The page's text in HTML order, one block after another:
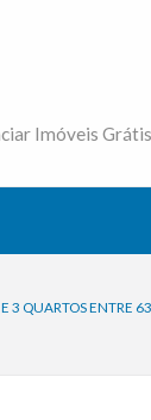
Imóveis Grátis
3 QUARTOS ENTRE